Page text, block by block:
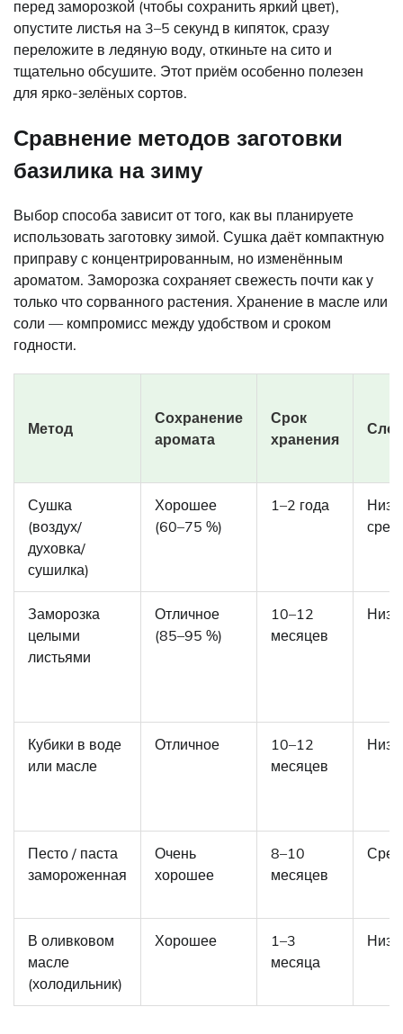
перед заморозкой (чтобы сохранить яркий цвет),
опустите листья на 3–5 секунд в кипяток, сразу
переложите в ледяную воду, откиньте на сито и
тщательно обсушите. Этот приём особенно полезен
для ярко-зелёных сортов.
Сравнение методов заготовки
базилика на зиму
Выбор способа зависит от того, как вы планируете
использовать заготовку зимой. Сушка даёт компактную
приправу с концентрированным, но изменённым
ароматом. Заморозка сохраняет свежесть почти как у
только что сорванного растения. Хранение в масле или
соли — компромисс между удобством и сроком
годности.
Метод
Сохранение
аромата
Срок
хранения
Сушка
(воздух/
духовка/
сушилка)
Хорошее
(60–75 %)
1–2 года
Заморозка
целыми
листьями
Отличное
(85–95 %)
10–12
месяцев
Кубики в воде
или масле
Отличное
10–12
месяцев
Песто / паста
замороженная
Очень
хорошее
8–10
месяцев
В оливковом
масле
(холодильник)
Хорошее
1–3
месяца